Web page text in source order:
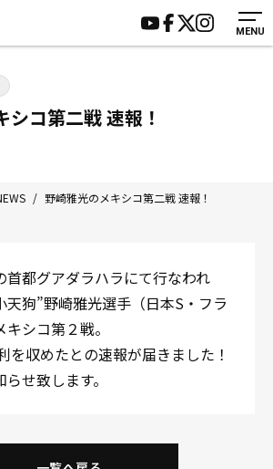
MENU
子中屋ボクシングジム
都八王子市南町3-8 第2原嶋ビル1F
Tel/Fax：042-622-7222
14:00〜22:00 / 日・祝 14:00〜19:00
グ
施設紹介
会員様の声
サポーター募集
コ第二戦 速報！
/ 野崎雅光のメキシコ第二戦 速報！
首都グアダラハラにて行なわれ
天狗”野崎雅光選手（日本S・フラ
シコ第２戦。
を収めたとの速報が届きました！
せ致します。